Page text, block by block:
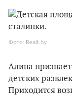
Фото: Realt.by.
Алина
детских
Приходится